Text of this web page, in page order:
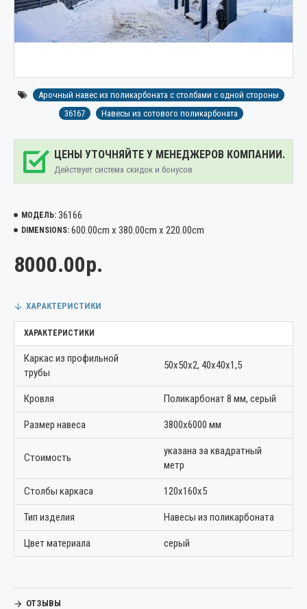
Арочный навес из поликарбоната с столбами с одной стороны
36167
Навесы из сотового поликарбоната
ЦЕНЫ УТОЧНЯЙТЕ У МЕНЕДЖЕРОВ КОМПАНИИ.
Действует система скидок и бонусов
МОДЕЛЬ: 36166
DIMENSIONS: 600.00cm x 380.00cm x 220.00cm
8000.00р.
ХАРАКТЕРИСТИКИ
ХАРАКТЕРИСТИКИ
Каркас из профильной
трубы
50х50х2, 40х40х1,5
Кровля Поликарбонат 8 мм, серый
Размер навеса 3800х6000 мм
Стоимость
указана за квадратный
метр
Столбы каркаса 120х160х5
Тип изделия Навесы из поликарбоната
Цвет материала серый
ОТЗЫВЫ